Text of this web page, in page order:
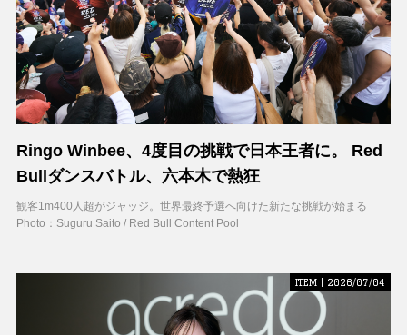
Ringo Winbee、4度目の挑戦で日本王者に。 Red
Bullダンスバトル、六本木で熱狂
観客1m400人超がジャッジ。世界最終予選へ向けた新たな挑戦が始まる
Photo：Suguru Saito / Red Bull Content Pool
ITEM | 2026/07/04